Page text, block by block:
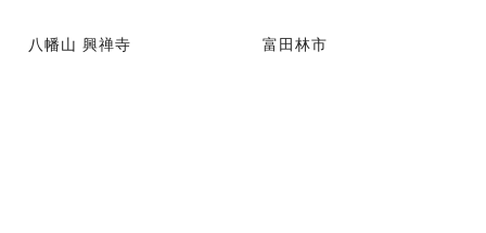
八幡山 興禅寺 富田林市